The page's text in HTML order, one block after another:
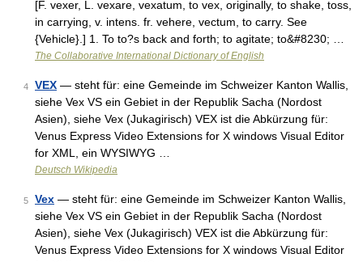
[F. vexer, L. vexare, vexatum, to vex, originally, to shake, toss,
in carrying, v. intens. fr. vehere, vectum, to carry. See
{Vehicle}.] 1. To to?s back and forth; to agitate; to&#8230; …
The Collaborative International Dictionary of English
4 VEX — steht für: eine Gemeinde im Schweizer Kanton Wallis,
siehe Vex VS ein Gebiet in der Republik Sacha (Nordost
Asien), siehe Vex (Jukagirisch) VEX ist die Abkürzung für:
Venus Express Video Extensions for X windows Visual Editor
for XML, ein WYSIWYG …
Deutsch Wikipedia
5 Vex — steht für: eine Gemeinde im Schweizer Kanton Wallis,
siehe Vex VS ein Gebiet in der Republik Sacha (Nordost
Asien), siehe Vex (Jukagirisch) VEX ist die Abkürzung für:
Venus Express Video Extensions for X windows Visual Editor